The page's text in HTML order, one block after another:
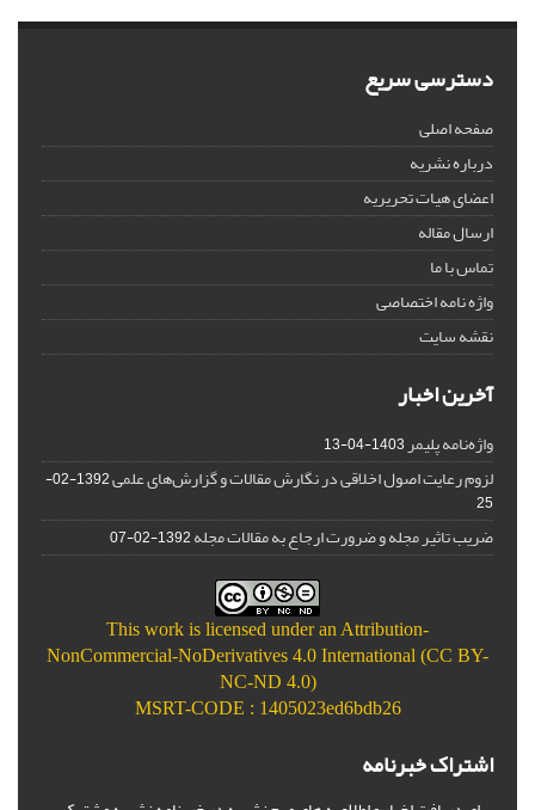
دسترسی سریع
صفحه اصلی
درباره نشریه
اعضای هیات تحریریه
ارسال مقاله
تماس با ما
واژه نامه اختصاصی
نقشه سایت
آخرین اخبار
واژه‌نامه پلیمر1403-04-13
لزوم رعایت اصول اخلاقی در نگارش مقالات و گزارش‌‌های علمی
1392-02-
25
ضریب تاثیر مجله و ضرورت ارجاع به مقالات مجله1392-02-07
This work is licensed under an Attribution-
NonCommercial-NoDerivatives 4.0 International (CC BY-
NC-ND 4.0)
MSRT-CODE : 1405023ed6bdb26
اشتراک خبرنامه